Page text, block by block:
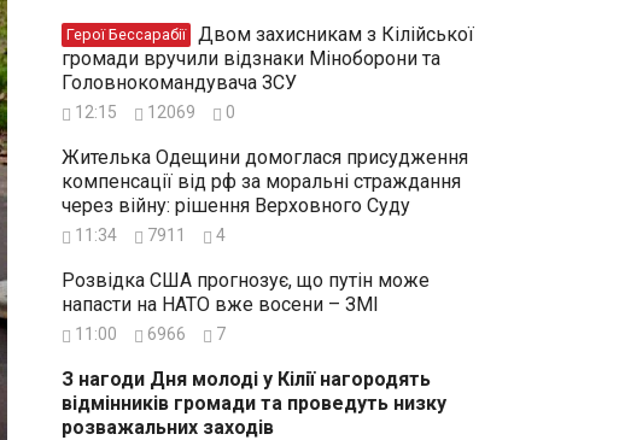
Герої Бессарабії
громади вручили відзнаки Міноборони та
Головнокомандувача ЗСУ
12:15 12069 0
Жителька Одещини домоглася присудження
компенсації від рф за моральні страждання
через війну: рішення Верховного Суду
11:34 7911 4
Розвідка США прогнозує, що путін може
напасти на НАТО вже восени – ЗМІ
11:00 6966 7
З нагоди Дня молоді у Кілії нагородять
відмінників громади та проведуть низку
розважальних заходів